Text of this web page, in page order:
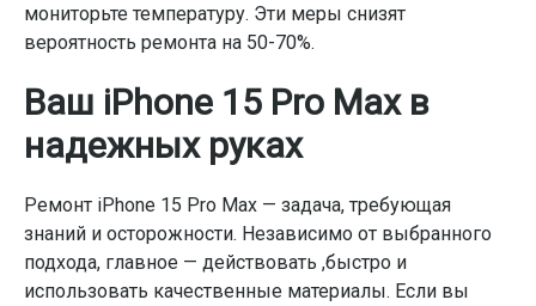
мониторьте температуру. Эти меры снизят
вероятность ремонта на 50-70%.
Ваш iPhone 15 Pro Max в
надежных руках
Ремонт iPhone 15 Pro Max — задача, требующая
знаний и осторожности. Независимо от выбранного
подхода, главное — действовать ,быстро и
использовать качественные материалы. Если вы